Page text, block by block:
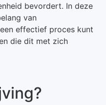
bevordert. In deze
van
effectief proces kunt
die dit met zich